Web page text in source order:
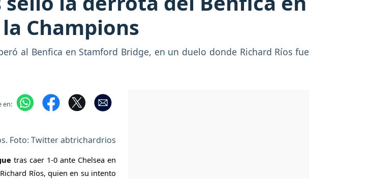
Champions
al Benfica en Stamford Bridge, en un duelo donde Richard Ríos fue
en:
Foto: Twitter abtrichardrios
tras caer 1-0 ante Chelsea en
Ríos, quien en su intento